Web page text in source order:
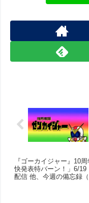
『ゴーカイジャー』10
快発表特バーン！」6/19
配信 他、今週の備忘録